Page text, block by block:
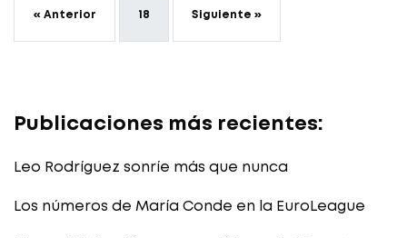
« Anterior 18 Siguiente »
Publicaciones más recientes:
Leo Rodríguez sonríe más que nunca
Los números de María Conde en la EuroLeague